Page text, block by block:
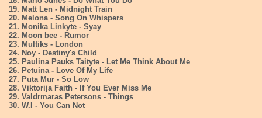
19. Matt Len - Midnight Train
20. Melona - Song On Whispers
21. Monika Linkyte - Syay
22. Moon bee - Rumor
23. Multiks - London
24. Noy - Destiny's Child
25. Paulina Pauks Taityte - Let Me Think About Me
26. Petuina - Love Of My Life
27. Puta Mur - So Low
28. Viktorija Faith - If You Ever Miss Me
29. Valdrmaras Petersons - Things
30. W.I - You Can Not